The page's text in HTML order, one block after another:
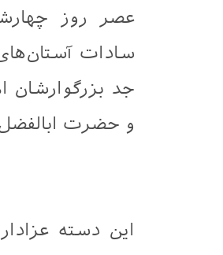
عصر روز
سادات
جد بزرگوارشان
و حضرت ابالفضل
این دسته